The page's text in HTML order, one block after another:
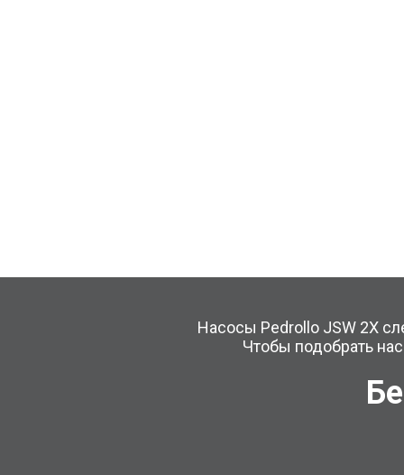
Насосы Pedrollo JSW 2X
Чтобы подобрать